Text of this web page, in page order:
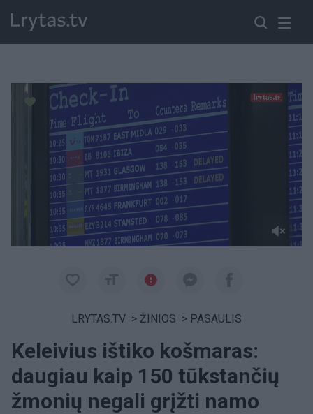
Paremkite Ukrainą
LRYTAS.TV > ŽINIOS > PASAULIS
Keleivius ištiko košmaras:
daugiau kaip 150 tūkstančių
žmonių negali grįžti namo